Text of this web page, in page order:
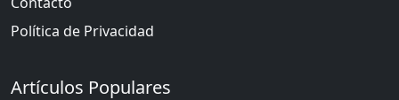
Política de Privacidad
Artículos Populares